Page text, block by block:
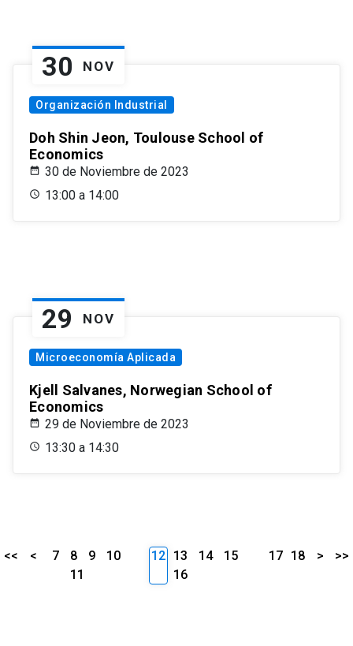
30 NOV
Organización Industrial
Doh Shin Jeon, Toulouse School of
Economics
30 de Noviembre de 2023
13:00 a 14:00
29 NOV
Microeconomía Aplicada
Kjell Salvanes, Norwegian School of
Economics
29 de Noviembre de 2023
13:30 a 14:30
<< < 7 8 9
10
11
12 13 14
15
16
17 18 > >>